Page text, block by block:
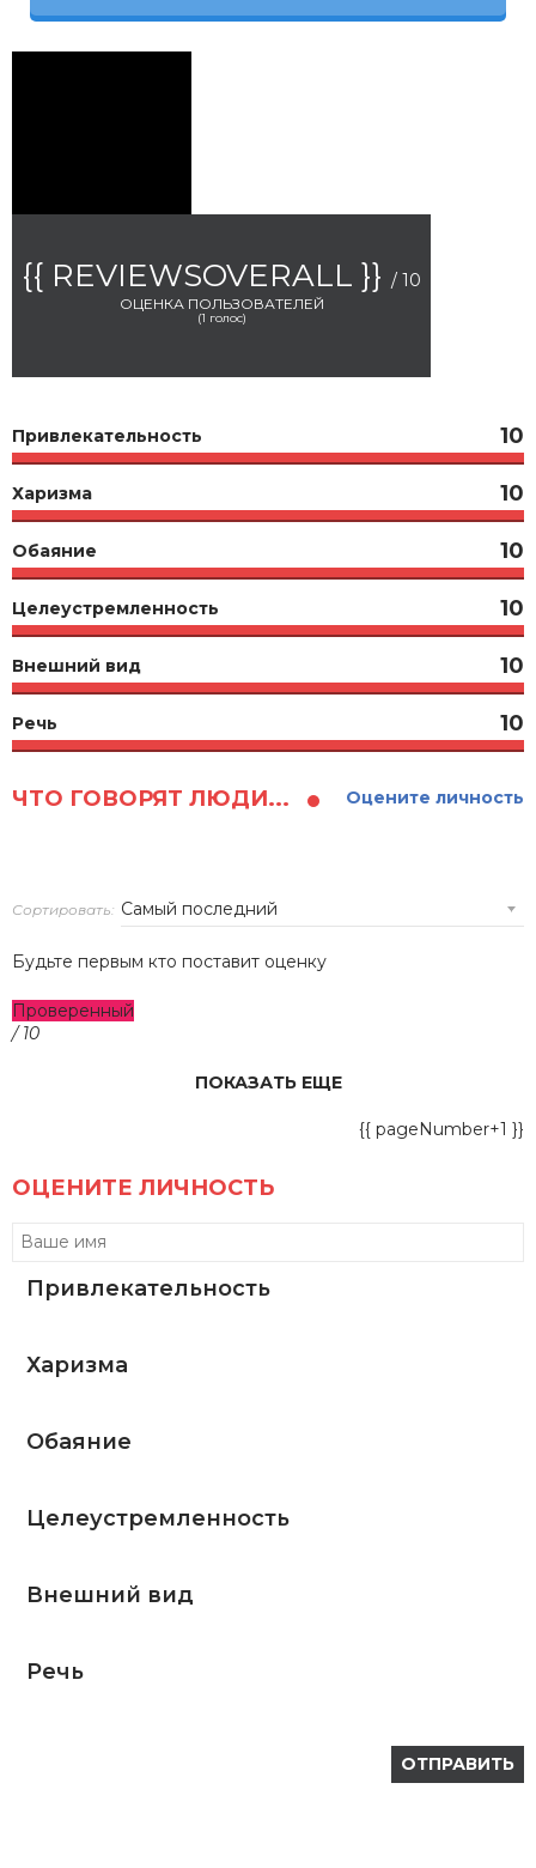
{{ REVIEWSOVERALL }} / 10
ОЦЕНКА ПОЛЬЗОВАТЕЛЕЙ
(1 голос)
Привлекательность 10
Харизма 10
Обаяние 10
Целеустремленность 10
Внешний вид 10
Речь 10
ЧТО ГОВОРЯТ ЛЮДИ... Оцените личность
Сортировать:
Будьте первым кто поставит оценку
Проверенный
/ 10
ПОКАЗАТЬ ЕЩЕ
{{ pageNumber+1 }}
ОЦЕНИТЕ ЛИЧНОСТЬ
Привлекательность
Харизма
Обаяние
Целеустремленность
Внешний вид
Речь